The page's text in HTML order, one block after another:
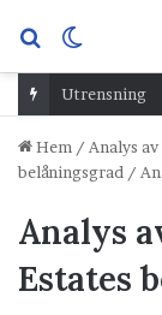
Sök
efterskin
Utrensning
Hem / Analys
belåningsgrad /
Analys
Estates